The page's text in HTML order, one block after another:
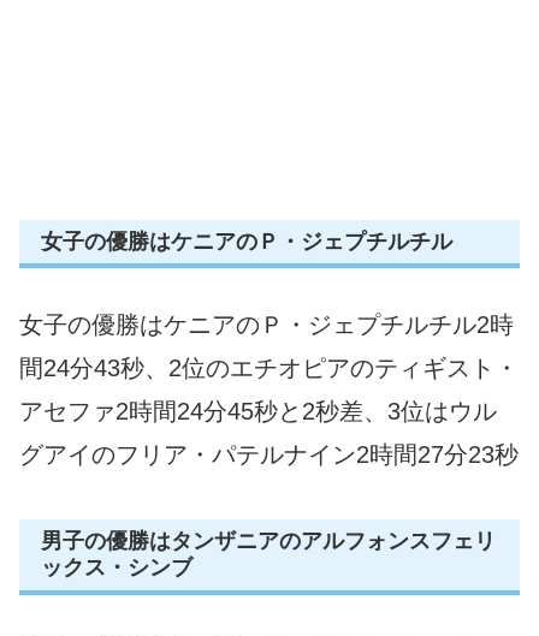
女子の優勝はケニアのＰ・ジェプチルチル
女子の優勝はケニアのＰ・ジェプチルチル2時
間24分43秒、2位のエチオピアのティギスト・
アセファ2時間24分45秒と2秒差、3位はウル
グアイのフリア・パテルナイン2時間27分23秒
男子の優勝はタンザニアのアルフォンスフェリ
ックス・シンブ